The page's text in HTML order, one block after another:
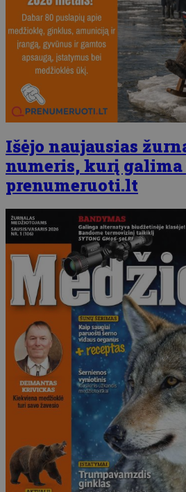
Išėjo naujausias
numeris, kurį
prenumeruoti.lt